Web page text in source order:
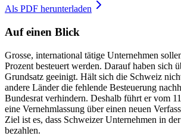
Als PDF herunterladen
Auf einen Blick
Grosse, international tätige Unternehmen
Prozent besteuert werden. Darauf haben sich
Grundsatz geeinigt. Hält sich die Schweiz
andere Länder die fehlende Besteuerung
Bundesrat verhindern. Deshalb führt er vom
eine Vernehmlassung über einen neuen
Ziel ist es, dass Schweizer Unternehmen in
bezahlen.